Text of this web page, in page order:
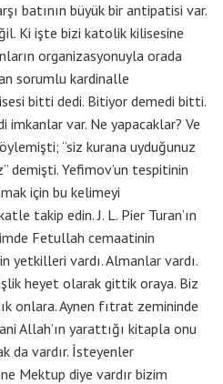
batının büyük bir antipatisi var.
Ki işte bizi katolik kilisesine
organizasyonuyla orada
sorumlu kardinalle
bitti dedi. Bitiyor demedi bitti.
imkanlar var. Ne yapacaklar? Ve
“siz kurana uyduğunuz
demişti. Yefimov’un tespitinin
için bu kelimeyi
takip edin. J. L. Pier Turan’ın
Fetullah cemaatinin
yetkilleri vardı. Almanlar vardı.
heyet olarak gittik oraya. Biz
onlara. Aynen fıtrat zemininde
Allah’ın yarattığı kitapla onu
da vardır. İsteyenler
Mektup diye vardır bizim